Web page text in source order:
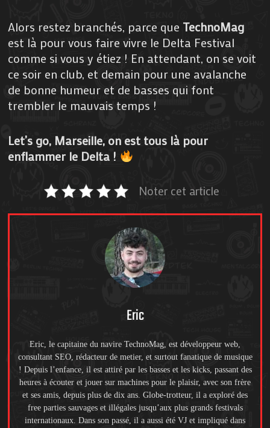
Alors restez branchés, parce que TechnoMag
est là pour vous faire vivre le Delta Festival
comme si vous y étiez ! En attendant, on se voit
ce soir en club, et demain pour une avalanche
de bonne humeur et de basses qui font
trembler le mauvais temps !
Let’s go, Marseille, on est tous là pour
enflammer le Delta !
Noter cet article
Eric
Eric, le capitaine du navire TechnoMag, est développeur web,
consultant SEO, rédacteur de metier, et surtout fanatique de musique
! Depuis l’enfance, il est attiré par les basses et les kicks, passant des
heures à écouter et jouer sur machines pour le plaisir, avec son frère
et ses amis, depuis plus de dix ans. Globe-trotteur, il a exploré des
free parties sauvages et illégales jusqu’aux plus grands festivals
internationaux. Dans son passé, il a aussi été VJ et impliqué dans